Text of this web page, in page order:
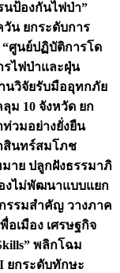
นป้องกันไฟป่า”
น ยกระดับการ
ศูนย์ปฏิบัติการโด
รไฟป่าและฝุ่น
นวิจัยรับมืออุทกภัย
ม 10 จังหวัด ยก
วมอย่างยั่งยืน
สินทร์สมโภช
าย ปลูกฝังธรรมาภิ
งไม่พัฒนาแบบแยก
รรมสำคัญ วางภาค
เมือง เศรษฐกิจ
พลิกโฉม
ยกระดับทักษะ